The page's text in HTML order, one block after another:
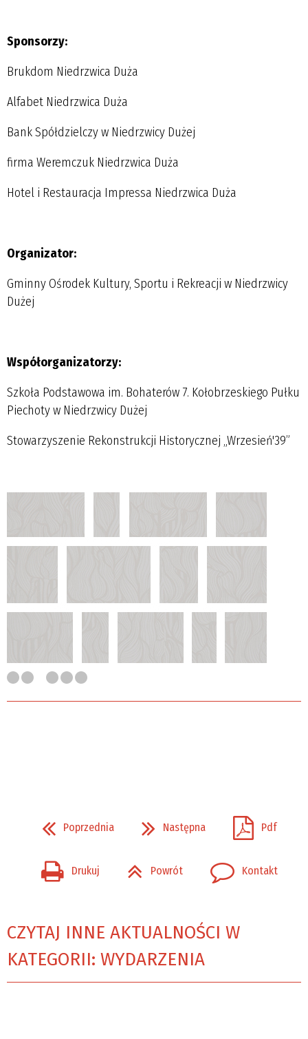
Sponsorzy:
Brukdom Niedrzwica Duża
Alfabet Niedrzwica Duża
Bank Spółdzielczy w Niedrzwicy Dużej
firma Weremczuk Niedrzwica Duża
Hotel i Restauracja Impressa Niedrzwica Duża
Organizator:
Gminny Ośrodek Kultury, Sportu i Rekreacji w Niedrzwicy
Dużej
Współorganizatorzy:
Szkoła Podstawowa im. Bohaterów 7. Kołobrzeskiego Pułku
Piechoty w Niedrzwicy Dużej
Stowarzyszenie Rekonstrukcji Historycznej „Wrzesień'39”
Poprzednia Następna Pdf
Drukuj Powrót Kontakt
CZYTAJ INNE AKTUALNOŚCI W
KATEGORII: WYDARZENIA